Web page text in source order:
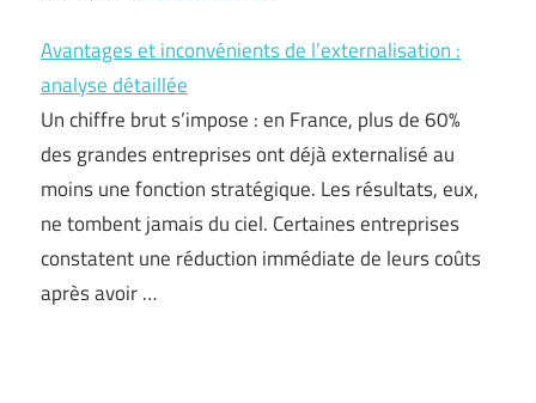
Avantages et inconvénients de l’externalisation :
analyse détaillée
Un chiffre brut s’impose : en France, plus de 60%
des grandes entreprises ont déjà externalisé au
moins une fonction stratégique. Les résultats, eux,
ne tombent jamais du ciel. Certaines entreprises
constatent une réduction immédiate de leurs coûts
après avoir …